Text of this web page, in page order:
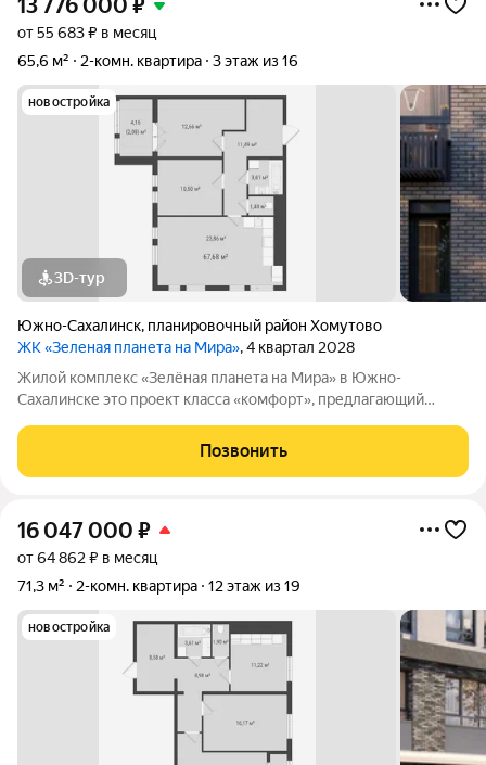
13 776 000 ₽
от 55 683 ₽ в месяц
65,6 м²
2-комн. квартира 3 этаж из 16
новостройка
3D-тур
Южно-Сахалинск, планировочный район Хомутово
ЖК «Зеленая планета на Мира», 4 квартал 2028
Жилой комплекс «Зелёная планета на Мира» в Южно-
Сахалинске это проект класса «комфорт», предлагающий
до 19 этажей, и каждая квартира продумана до мелочей.
Удобное расположение жилого
Позвонить
16 047 000 ₽
от 64 862 ₽ в месяц
71,3 м²
2-комн. квартира 12 этаж из 19
новостройка